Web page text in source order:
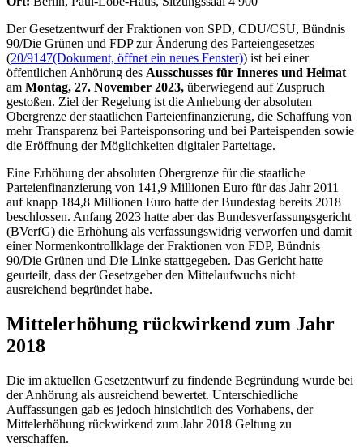
Der Gesetzentwurf der Fraktionen von SPD, CDU/CSU, Bündnis
90/Die Grünen und FDP zur Änderung des Parteiengesetzes
(20/9147(Dokument, öffnet ein neues Fenster)) ist bei einer
öffentlichen Anhörung des Ausschusses für Inneres und Heimat
am Montag, 27. November 2023, überwiegend auf Zuspruch
gestoßen. Ziel der Regelung ist die Anhebung der absoluten
Obergrenze der staatlichen Parteienfinanzierung, die Schaffung von
mehr Transparenz bei Parteisponsoring und bei Parteispenden sowie
die Eröffnung der Möglichkeiten digitaler Parteitage.
Eine Erhöhung der absoluten Obergrenze für die staatliche
Parteienfinanzierung von 141,9 Millionen Euro für das Jahr 2011
auf knapp 184,8 Millionen Euro hatte der Bundestag bereits 2018
beschlossen. Anfang 2023 hatte aber das Bundesverfassungsgericht
(BVerfG) die Erhöhung als verfassungswidrig verworfen und damit
einer Normenkontrollklage der Fraktionen von FDP, Bündnis
90/Die Grünen und Die Linke stattgegeben. Das Gericht hatte
geurteilt, dass der Gesetzgeber den Mittelaufwuchs nicht
ausreichend begründet habe.
Mittelerhöhung rückwirkend zum Jahr
2018
Die im aktuellen Gesetzentwurf zu findende Begründung wurde bei
der Anhörung als ausreichend bewertet. Unterschiedliche
Auffassungen gab es jedoch hinsichtlich des Vorhabens, der
Mittelerhöhung rückwirkend zum Jahr 2018 Geltung zu
verschaffen.